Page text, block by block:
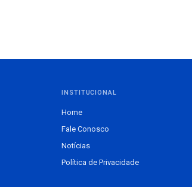
INSTITUCIONAL
Home
Fale Conosco
Notícias
Política de Privacidade